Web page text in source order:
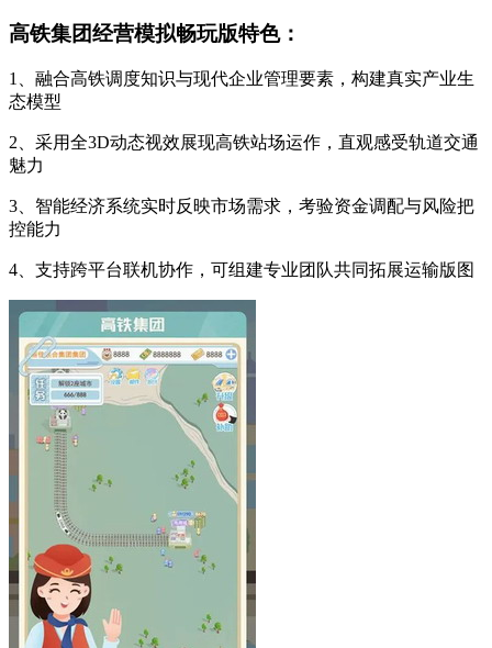
高铁集团经营模拟畅玩版特色：
1、融合高铁调度知识与现代企业管理要素，构建真实产业生
态模型
2、采用全3D动态视效展现高铁站场运作，直观感受轨道交通
魅力
3、智能经济系统实时反映市场需求，考验资金调配与风险把
控能力
4、支持跨平台联机协作，可组建专业团队共同拓展运输版图